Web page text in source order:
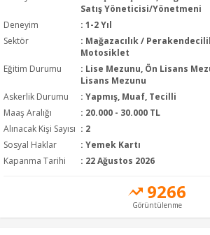
Satış Yöneticisi/Yönetmeni
Deneyim
: 1-2 Yıl
Sektör
: Mağazacılık /
Motosiklet
Eğitim Durumu
: Lise Mezunu, Ön Lisans
Lisans Mezunu
Askerlik Durumu
: Yapmış, Muaf, Tecilli
Maaş Aralığı
: 20.000 - 30.000 TL
Alınacak Kişi Sayısı : 2
Sosyal Haklar
: Yemek Kartı
Kapanma Tarihi
: 22 Ağustos 2026
9266
Görüntülenme